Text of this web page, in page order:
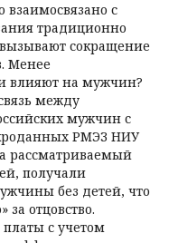
с
традиционно
сокращение
Менее
влияют на мужчин?
между
мужчин с
РМЭЗ НИУ
рассматриваемый
получали
без детей, что
отцовство.
с учетом